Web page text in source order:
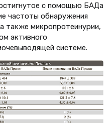
с помощью БАДа
частоты обнаружения
также микропротеинурии,
активного
системе.